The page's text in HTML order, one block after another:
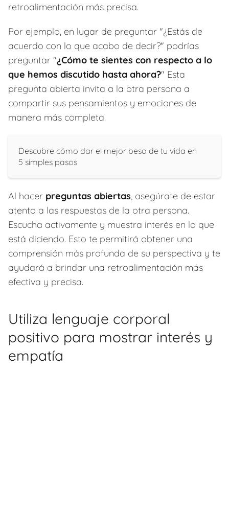
retroalimentación más precisa.
Por ejemplo, en lugar de preguntar "¿Estás de
acuerdo con lo que acabo de decir?" podrías
preguntar "¿Cómo te sientes con respecto a lo
que hemos discutido hasta ahora?" Esta
pregunta abierta invita a la otra persona a
compartir sus pensamientos y emociones de
manera más completa.
Descubre cómo dar el mejor beso de tu vida en
5 simples pasos
Al hacer preguntas abiertas, asegúrate de estar
atento a las respuestas de la otra persona.
Escucha activamente y muestra interés en lo que
está diciendo. Esto te permitirá obtener una
comprensión más profunda de su perspectiva y te
ayudará a brindar una retroalimentación más
efectiva y precisa.
Utiliza lenguaje corporal
positivo para mostrar interés y
empatía